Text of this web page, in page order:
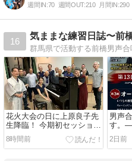
週間IN:70 週間OUT:210 月間IN:290
16
気ままな練習日誌〜前
花火大会の日に上原良子先
生降臨！ 今期初セッション
の巻
8時間前
男声
す。
習
2日前